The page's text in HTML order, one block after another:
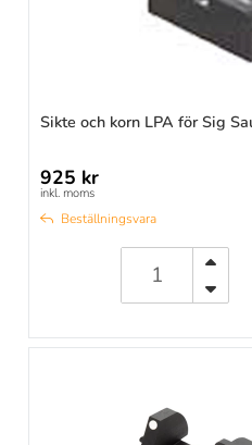
Sikte och korn LPA för Sig
925 kr
inkl. moms
Beställningsvara